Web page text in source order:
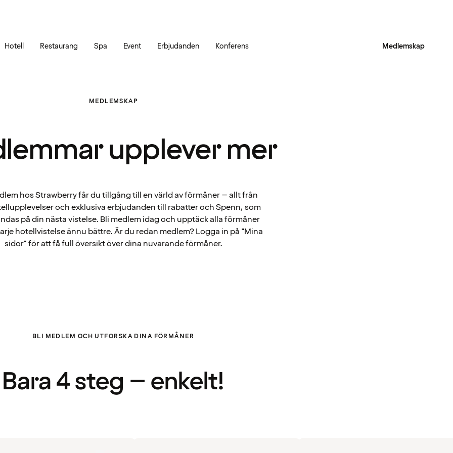
Hotell Restaurang Spa Event Erbjudanden Konferens Medlemskap
MEDLEMSKAP
upplever mer
hos Strawberry får du tillgång till en värld av förmåner – allt från
och exklusiva erbjudanden till rabatter och Spenn, som
på din nästa vistelse. Bli medlem idag och upptäck alla förmåner
hotellvistelse ännu bättre. Är du redan medlem? Logga in på "Mina
sidor" för att få full översikt över dina nuvarande förmåner.
BLI MEDLEM OCH UTFORSKA DINA FÖRMÅNER
Bara 4 steg – enkelt!